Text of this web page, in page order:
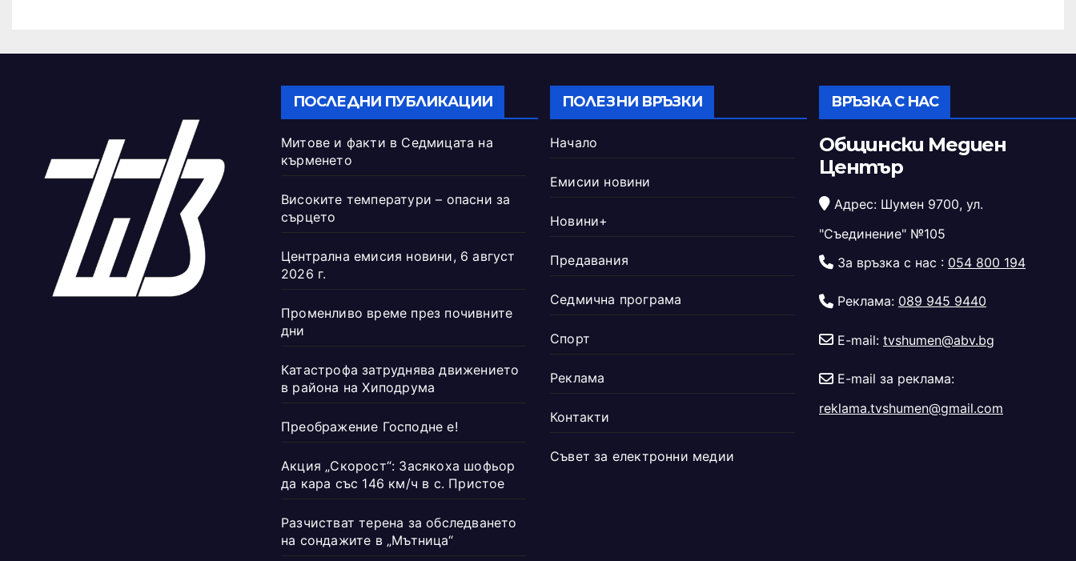
ПОСЛЕДНИ ПУБЛИКАЦИИ
Митове и факти в Седмицата на
кърменето
Високите температури – опасни за
сърцето
Централна емисия новини, 6 август
2026 г.
Променливо време през почивните
дни
Катастрофа затруднява движението
в района на Хиподрума
Преображение Господне е!
Акция „Скорост“: Засякоха шофьор
да кара със 146 км/ч в с. Пристое
Разчистват терена за обследването
на сондажите в „Мътница“
ПОЛЕЗНИ ВРЪЗКИ
Начало
Емисии новини
Новини+
Предавания
Седмична програма
Спорт
Реклама
Контакти
Съвет за електронни медии
ВРЪЗКА С НАС
Общински Медиен
Център
Адрес: Шумен 9700, ул.
"Съединение" №105
За връзка с нас : 054 800 194
Реклама: 089 945 9440
E-mail: tvshumen@abv.bg
E-mail за реклама:
reklama.tvshumen@gmail.com